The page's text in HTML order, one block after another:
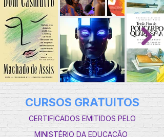
CURSOS GRATUITOS
CERTIFICADOS EMITIDOS PELO
MINISTÉRIO DA EDUCAÇÃO